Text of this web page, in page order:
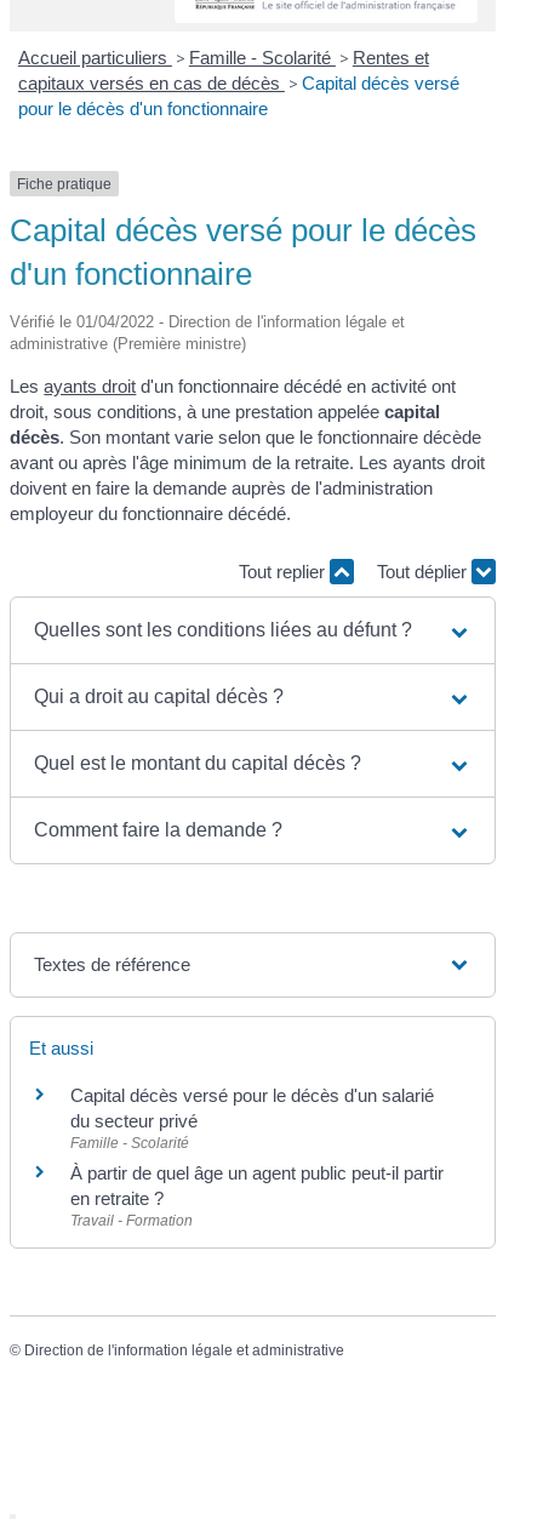
Accueil particuliers > Famille - Scolarité > Rentes et
capitaux versés en cas de décès > Capital décès versé
pour le décès d'un fonctionnaire
Fiche pratique
Capital décès versé pour le décès
d'un fonctionnaire
Vérifié le 01/04/2022 - Direction de l'information légale et
administrative (Première ministre)
Lesayants droit d'un fonctionnaire décédé en activité ont
droit, sous conditions, à une prestation appeléecapital
décès. Son montant varie selon que le fonctionnaire décède
avant ou après l'âge minimum de la retraite. Les ayants droit
doivent en faire la demande auprès de l'administration
employeur du fonctionnaire décédé.
Tout replier Tout déplier
Quelles sont les conditions liées au défunt ?
Qui a droit au capital décès ?
Quel est le montant du capital décès ?
Comment faire la demande ?
Textes de référence
Et aussi
Capital décès versé pour le décès d'un salarié
du secteur privé
Famille - Scolarité
À partir de quel âge un agent public peut-il partir
en retraite ?
Travail - Formation
© Direction de l'information légale et administrative